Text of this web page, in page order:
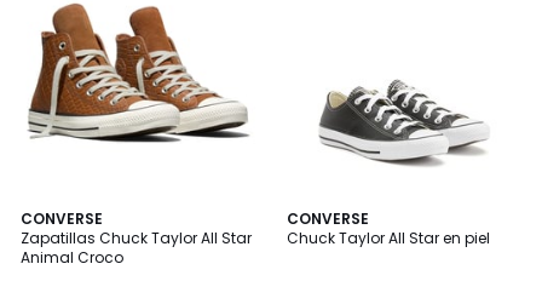
CONVERSE
Zapatillas Chuck Taylor All Star
Animal Croco
CONVERSE
Chuck Taylor All Star en piel
3,7
/ 5